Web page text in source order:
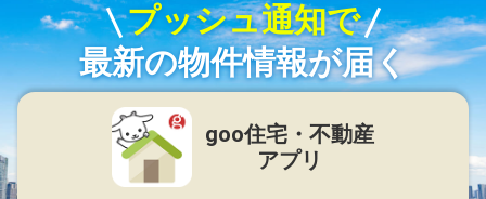
プッシュ通知で
最新の物件情報が届く
goo住宅・不動産
アプリ